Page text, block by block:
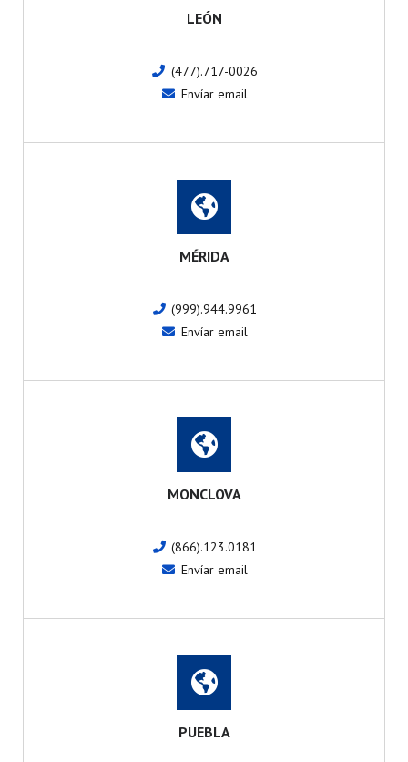
LEÓN
(477).717-0026
Envíar email
MÉRIDA
(999).944.9961
Envíar email
MONCLOVA
(866).123.0181
Envíar email
PUEBLA